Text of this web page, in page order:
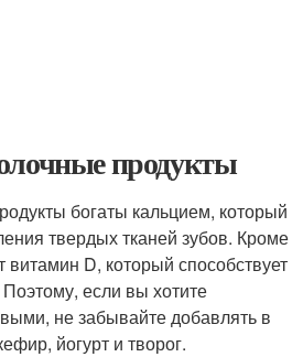
продукты
богаты кальцием, который
твердых тканей зубов. Кроме
витамин D, который способствует
если вы хотите
не забывайте добавлять в
йогурт и творог.